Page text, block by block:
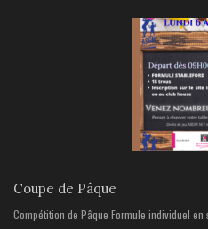
Coupe de Pâque
Compétition de Pâque Formule individuel en